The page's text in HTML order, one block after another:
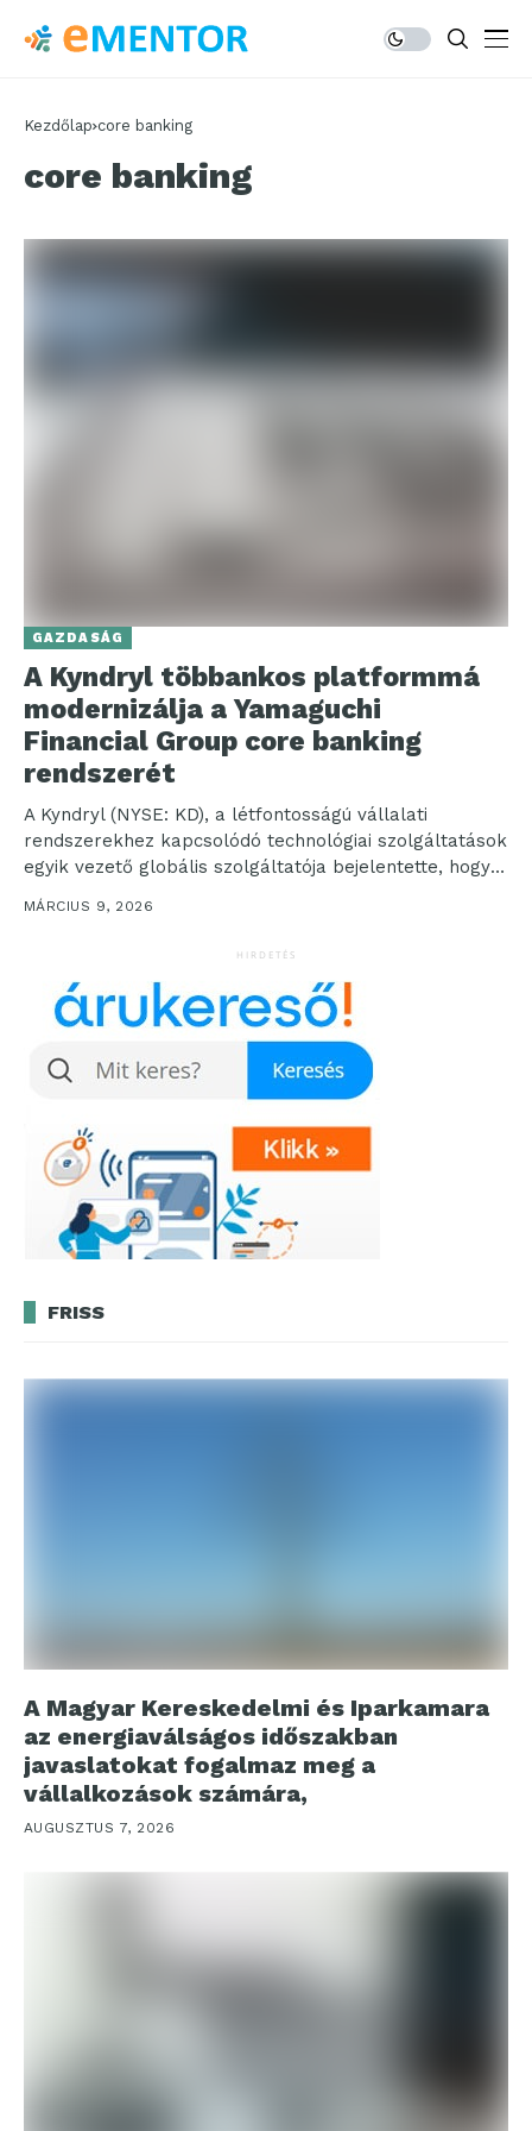
Kezdőlap core banking
core banking
GAZDASÁG
A Kyndryl többankos platformmá
modernizálja a Yamaguchi
Financial Group core banking
rendszerét
A Kyndryl (NYSE: KD), a létfontosságú vállalati
rendszerekhez kapcsolódó technológiai szolgáltatások
egyik vezető globális szolgáltatója bejelentette, hogy
támogatja a Yamaguchi Financial Groupot (Yamaguchi...
MÁRCIUS 9, 2026
HIRDETÉS
FRISS
A Magyar Kereskedelmi és Iparkamara
az energiaválságos időszakban
javaslatokat fogalmaz meg a
vállalkozások számára,
AUGUSZTUS 7, 2026